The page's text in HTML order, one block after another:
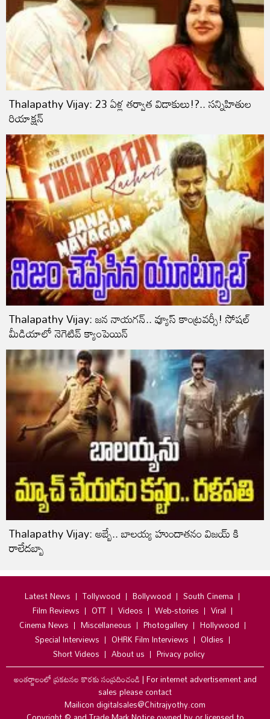
Thalapathy Vijay: 23 ఏళ్ల తర్వాత విడాకులు!?.. సన్నిహితుల
రియాక్షన్
Thalapathy Vijay: జ‌న నాయ‌గ‌న్‌.. వ్యూస్ కాంట్ర‌వ‌ర్సీ! సోషల్
మీడియాలో నెగెటివ్ క్యాంపెయిన్
Thalapathy Vijay: అబ్బే.. బాలయ్య హుందాతనం విజయ్ కి
రాలేదబ్బా
Latest News Tollywood Bollywood
South Cinema
Film Reviews
OTT Videos Web-stories
Viral
Cinema News
Miscellaneous Photogallery
Hollywood
Special Interviews
OHRK Film Interviews
Oldies
Short Videos
About us
Privacy policy
అంతర్జాలంలో ప్రకటనల కొరకు సంప్రదించండి|For internet advertisement and
sales please contact
Mailicon digitalsales@Chitrajyothy.com